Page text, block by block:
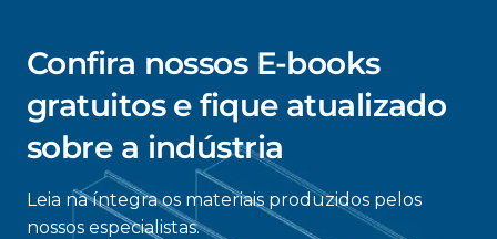
Confira nossos E-books
gratuitos e fique atualizado
sobre a indústria
Leia na íntegra os materiais produzidos pelos
nossos especialistas.